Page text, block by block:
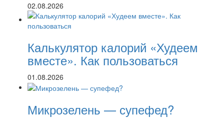
02.08.2026
Калькулятор калорий «Худеем
вместе». Как пользоваться
01.08.2026
Микрозелень — супефед?